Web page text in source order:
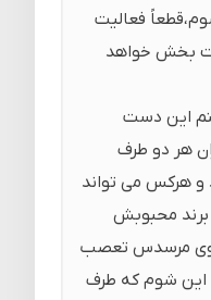
فعالیت
بخش خواهد
این دست
هر دو طرف
و هرکس می تواند
برند محبوبش
مرسدس تعصب
این شوم که طرف